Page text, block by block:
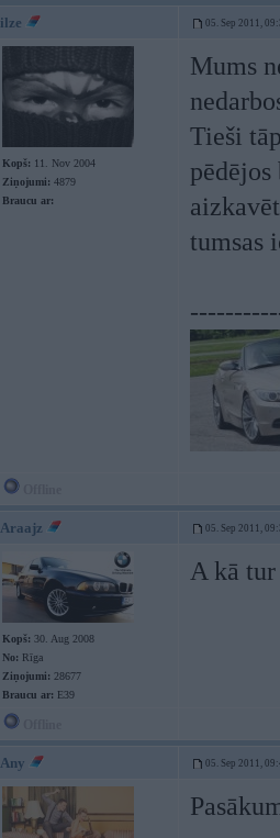
ilze 05. Sep 2011,
Kopš: 11. Nov 2004
Ziņojumi: 4879
Braucu ar:
Mums
Tieši
tumsas
Araajz 05. Sep 2011,
Kopš: 30. Aug 2008
No: Rīga
Ziņojumi: 28677
Braucu ar: E39
A kā
Any 05. Sep 2011,